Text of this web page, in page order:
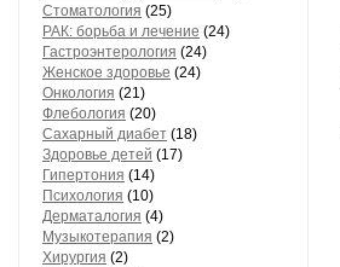
Стоматология (25)
РАК: борьба и лечение (24)
Гастроэнтерология (24)
Женское здоровье (24)
Онкология (21)
Флебология (20)
Сахарный диабет (18)
Здоровье детей (17)
Гипертония (14)
Психология (10)
Дерматалогия (4)
Музыкотерапия (2)
Хирургия (2)